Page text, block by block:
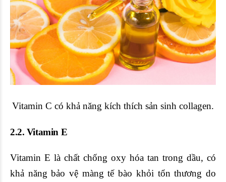
Vitamin C có khả năng kích thích sản sinh collagen.
2.2. Vitamin E
Vitamin E là chất chống oxy hóa tan trong dầu, có
khả năng bảo vệ màng tế bào khỏi tổn thương do